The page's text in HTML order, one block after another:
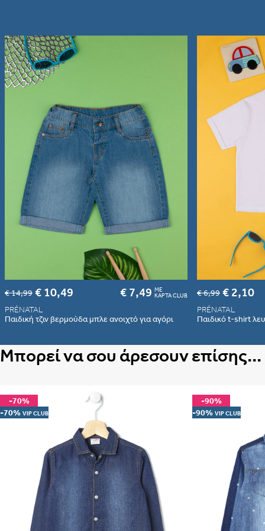
€ 14,99 € 10,49 € 7,49 ME
ΚΑΡΤΑ CLUB
PRÉNATAL
Παιδική τζιν βερμούδα μπλε ανοιχτό για αγόρι
€ 6,99 € 2,10
PRÉNATAL
Παιδικό t-shirt
Μπορεί να σου άρεσουν επίσης...
-70%
-70% VIP CLUB
-90%
-90% VIP CLUB